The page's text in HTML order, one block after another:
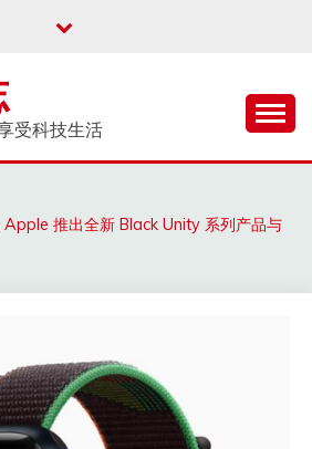
受科技生活
Apple 推出全新 Black Unity 系列产品与